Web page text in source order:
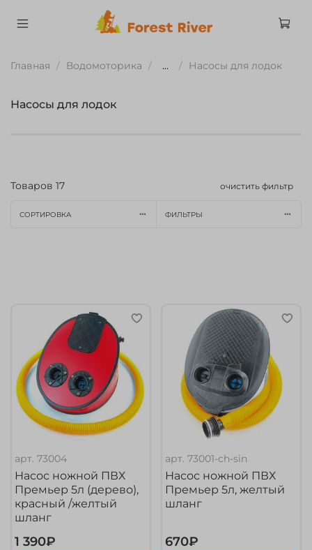
Главная Водомоторика ... Насосы для лодок
Насосы для лодок
Товаров 17 очистить фильтр
СОРТИРОВКА ФИЛЬТРЫ
арт.73004
Насос ножной ПВХ
Премьер 5л (дерево),
красный /желтый
шланг
1 390₽
арт.73001-ch-sin
Насос ножной ПВХ
Премьер 5л, желтый
шланг
670₽